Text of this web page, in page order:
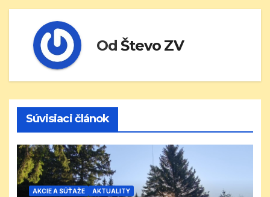
OdŠtevo ZV
Súvisiaci článok
AKCIE A SÚŤAŽE AKTUALITY